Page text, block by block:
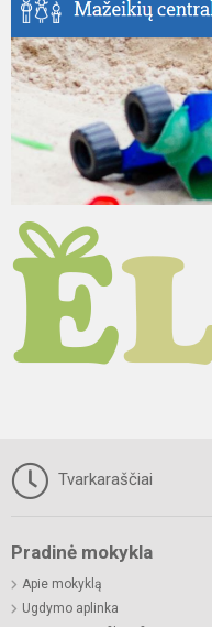
Tvarkaraščiai
Pradinė mokykla
Apie mokyklą
Ugdymo aplinka